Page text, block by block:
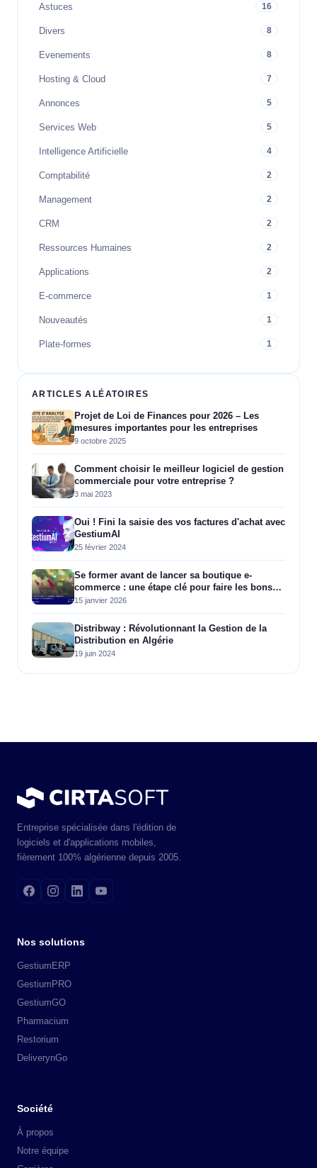
Astuces 16
Divers 8
Evenements 8
Hosting & Cloud 7
Annonces 5
Services Web 5
Intelligence Artificielle 4
Comptabilité 2
Management 2
CRM 2
Ressources Humaines 2
Applications 2
E-commerce 1
Nouveautés 1
Plate-formes 1
ARTICLES ALÉATOIRES
Projet de Loi de Finances pour 2026 – Les
mesures importantes pour les entreprises
9 octobre 2025
Comment choisir le meilleur logiciel de gestion
commerciale pour votre entreprise ?
3 mai 2023
Oui ! Fini la saisie des vos factures d'achat avec
GestiumAI
25 février 2024
Se former avant de lancer sa boutique e-
commerce : une étape clé pour faire les bons
choix
15 janvier 2026
Distribway : Révolutionnant la Gestion de la
Distribution en Algérie
19 juin 2024
Entreprise spécialisée dans l'édition de
logiciels et d'applications mobiles,
fièrement 100% algérienne depuis 2005.
Nos solutions
GestiumERP
GestiumPRO
GestiumGO
Pharmacium
Restorium
DeliverynGo
Société
À propos
Notre équipe